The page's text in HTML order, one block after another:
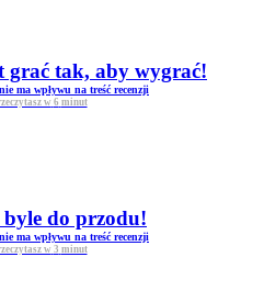
grać tak, aby wygrać!
ma wpływu na treść recenzji
w 6 minut
byle do przodu!
ma wpływu na treść recenzji
w 3 minut